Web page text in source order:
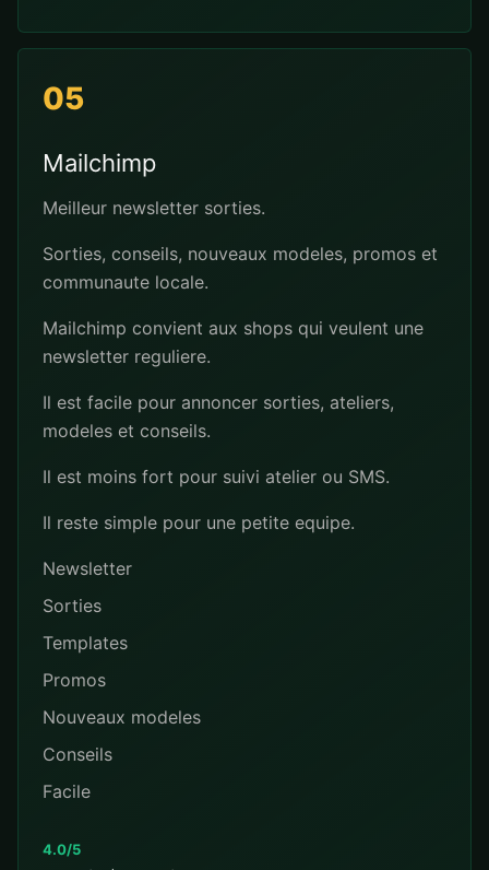
05
Mailchimp
Meilleur newsletter sorties.
Sorties, conseils, nouveaux modeles, promos et
communaute locale.
Mailchimp convient aux shops qui veulent une
newsletter reguliere.
Il est facile pour annoncer sorties, ateliers,
modeles et conseils.
Il est moins fort pour suivi atelier ou SMS.
Il reste simple pour une petite equipe.
Newsletter
Sorties
Templates
Promos
Nouveaux modeles
Conseils
Facile
4.0/5